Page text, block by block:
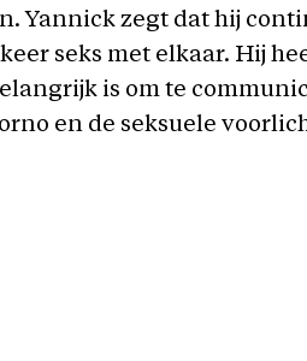
Yannick zegt dat hij
seks met elkaar. Hij
is om te
en de seksuele